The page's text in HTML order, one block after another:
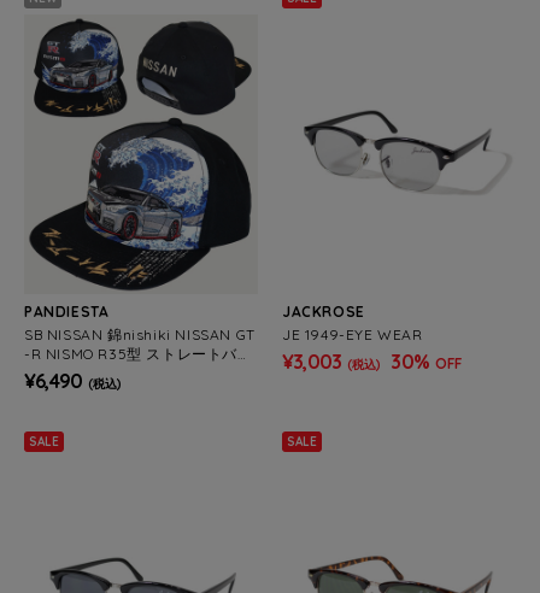
PANDIESTA
SB NISSAN 錦nishiki NISSAN GT
-R NISMO R35型 ストレートバイ
ザー キャップ (526862 MENS/W
OMENS)
¥6,490 (税込)
JACKROSE
JE 1949-EYE WEAR
¥3,003 (税込) 30% OFF
SALE SALE